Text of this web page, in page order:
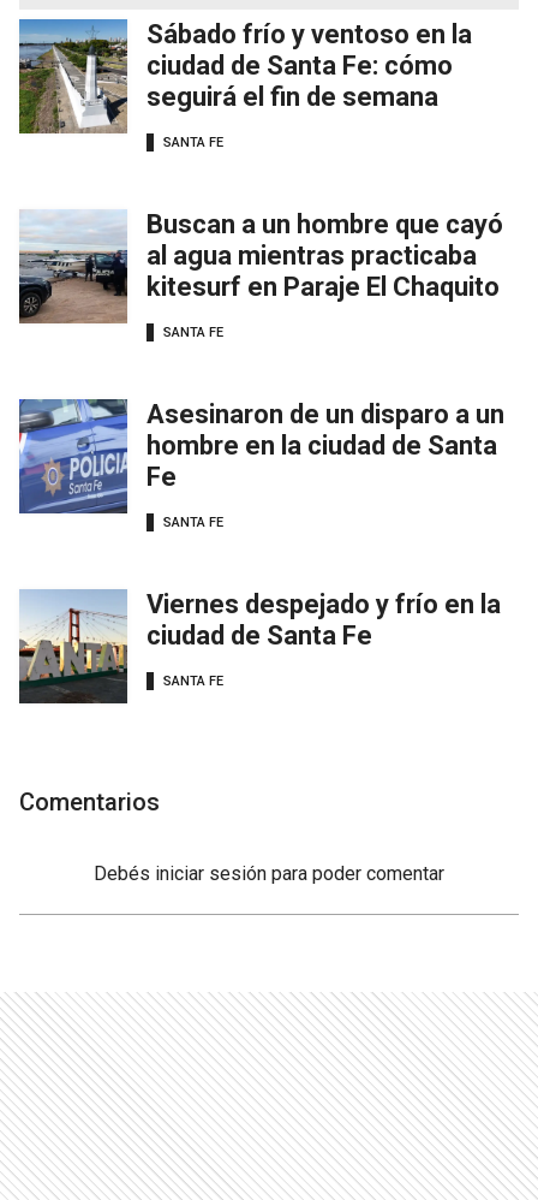
Sábado frío y ventoso en la
ciudad de Santa Fe: cómo
seguirá el fin de semana
SANTA FE
Buscan a un hombre que cayó
al agua mientras practicaba
kitesurf en Paraje El Chaquito
SANTA FE
Asesinaron de un disparo a un
hombre en la ciudad de Santa
Fe
SANTA FE
Viernes despejado y frío en la
ciudad de Santa Fe
SANTA FE
Comentarios
Debés iniciar sesión para poder comentar